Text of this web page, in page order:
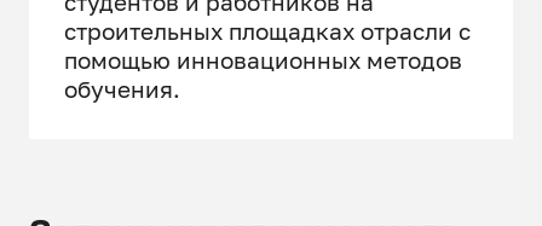
строительных площадках отрасли с
помощью инновационных методов
обучения.